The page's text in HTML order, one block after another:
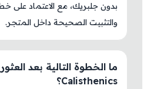
بدون جلبريك، مع الاعتماد على
والتثبيت الصحيحة داخل المتجر.
ما الخطوة التالية بعد
Calisthenics؟